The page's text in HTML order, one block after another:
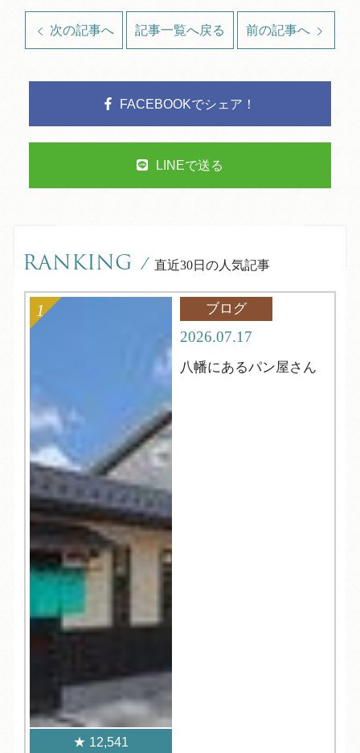
次の記事へ 記事一覧へ戻る 前の記事へ
FACEBOOKでシェア！
LINEで送る
RANKING / 直近30日の人気記事
12,541
ブログ
2026.07.17
八幡にあるパン屋さん